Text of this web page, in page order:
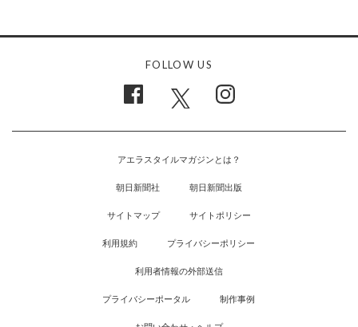
FOLLOW US
アエラスタイルマガジンとは？
朝日新聞社 朝日新聞出版
サイトマップ サイトポリシー
利用規約 プライバシーポリシー
利用者情報の外部送信
プライバシーポータル 制作事例